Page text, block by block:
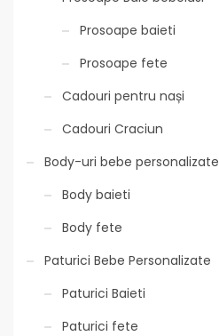
Prosoape baieti
Prosoape fete
Cadouri pentru nași
Cadouri Craciun
Body-uri bebe personalizate
Body baieti
Body fete
Paturici Bebe Personalizate
Paturici Baieti
Paturici fete